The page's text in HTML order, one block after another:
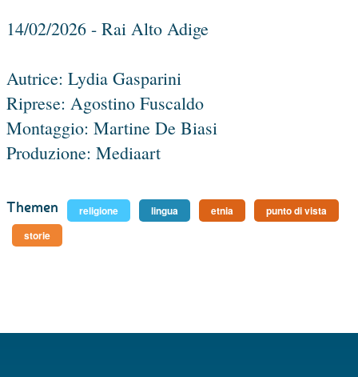
14/02/2026 - Rai Alto Adige
Autrice: Lydia Gasparini
Riprese: Agostino Fuscaldo
Montaggio: Martine De Biasi
Produzione: Mediaart
Themen religione lingua etnia
punto di vista
storie